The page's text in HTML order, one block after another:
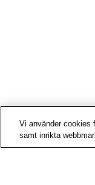
Vi använder cookies
samt inrikta